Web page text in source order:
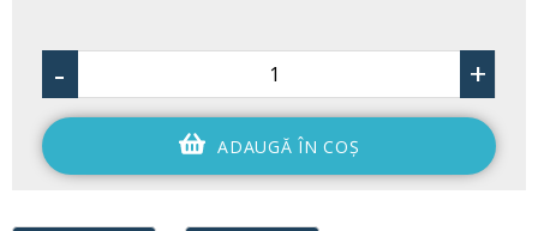
- +
ADAUGĂ ÎN COŞ